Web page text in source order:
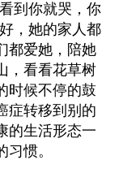
到你就哭，你
，她的家人都
都爱她，陪她
，看看花草树
时候不停的鼓
症转移到别的
的生活形态一
惯。